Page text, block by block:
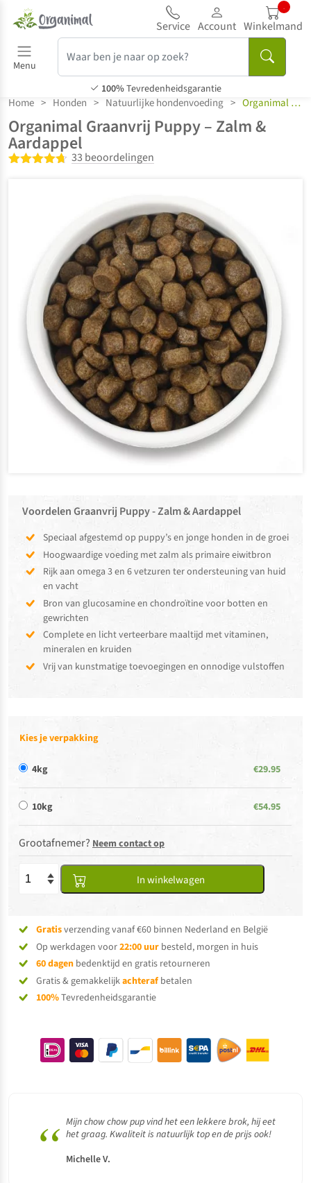
Service Account
..
Winkelmand
Menu
100%Tevredenheidsgarantie
Home > Honden > Natuurlijke hondenvoeding > Organimal Puppy
Organimal Graanvrij Puppy – Zalm &
Aardappel
33 beoordelingen
Voordelen Graanvrij Puppy - Zalm & Aardappel
Speciaal afgestemd op puppy’s en jonge honden in de groei
Hoogwaardige voeding met zalm als primaire eiwitbron
Rijk aan omega 3 en 6 vetzuren ter ondersteuning van huid
en vacht
Bron van glucosamine en chondroïtine voor botten en
gewrichten
Complete en licht verteerbare maaltijd met vitaminen,
mineralen en kruiden
Vrij van kunstmatige toevoegingen en onnodige vulstoffen
Kies je verpakking
4kg €29.95
10kg €54.95
Grootafnemer? Neem contact op
In winkelwagen
Gratisverzending vanaf €60 binnen Nederland en België
Op werkdagen voor22:00 uur besteld, morgen in huis
60 dagen bedenktijd en gratis retourneren
Gratis & gemakkelijkachteraf betalen
100%Tevredenheidsgarantie
“ Mijn chow chow pup vind het een lekkere brok, hij eet
het graag. Kwaliteit is natuurlijk top en de prijs ook!
Michelle V.